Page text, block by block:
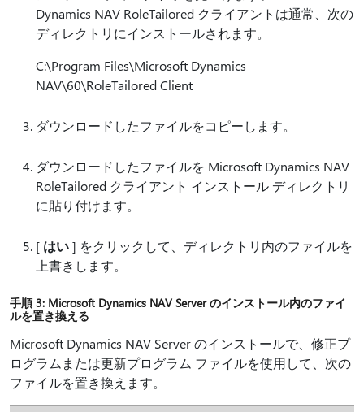
Dynamics NAV RoleTailored クライアントは通常、次の
ディレクトリにインストールされます。
C:\Program Files\Microsoft Dynamics
NAV\60\RoleTailored Client
ダウンロードしたファイルをコピーします。
ダウンロードしたファイルを Microsoft Dynamics NAV
RoleTailored クライアント インストール ディレクトリ
に貼り付けます。
[ はい] をクリックして、ディレクトリ内のファイルを
上書きします。
手順 3: Microsoft Dynamics NAV Server のインストール内のファイ
ルを置き換える
Microsoft Dynamics NAV Server のインストールで、修正プ
ログラムまたは更新プログラム ファイルを使用して、次の
ファイルを置き換えます。